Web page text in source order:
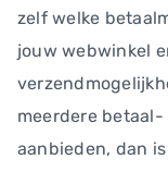
zelf welke
jouw webwinkel
meerdere
aanbieden, dan